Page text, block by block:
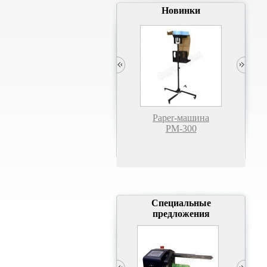
Новинки
Paper-машина
PM-300
Специальные
предложения